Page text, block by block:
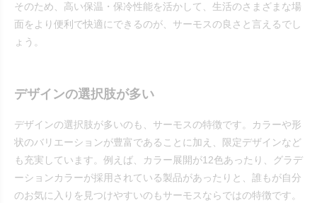
そのため、高い保温・保冷性能を活かして、生活のさまざまな場
面をより便利で快適にできるのが、サーモスの良さと言えるでし
ょう。
デザインの選択肢が多い
デザインの選択肢が多いのも、サーモスの特徴です。カラーや形
状のバリエーションが豊富であることに加え、限定デザインなど
も充実しています。例えば、カラー展開が12色あったり、グラデ
ーションカラーが採用されている製品があったりと、誰もが自分
のお気に入りを見つけやすいのもサーモスならではの特徴です。